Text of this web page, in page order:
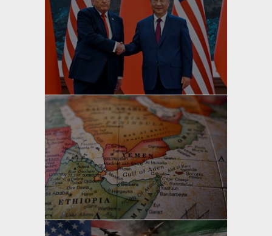
yazan
Bahri Ak
yazan
Bahri Ak